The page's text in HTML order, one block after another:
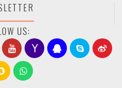
US: